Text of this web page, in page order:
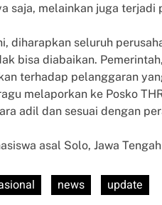
saja, melainkan juga
diharapkan seluruh
bisa diabaikan.
terhadap pelanggaran
melaporkan ke Posko
adil dan sesuai dengan
asal Solo, Jawa Tengah
news update